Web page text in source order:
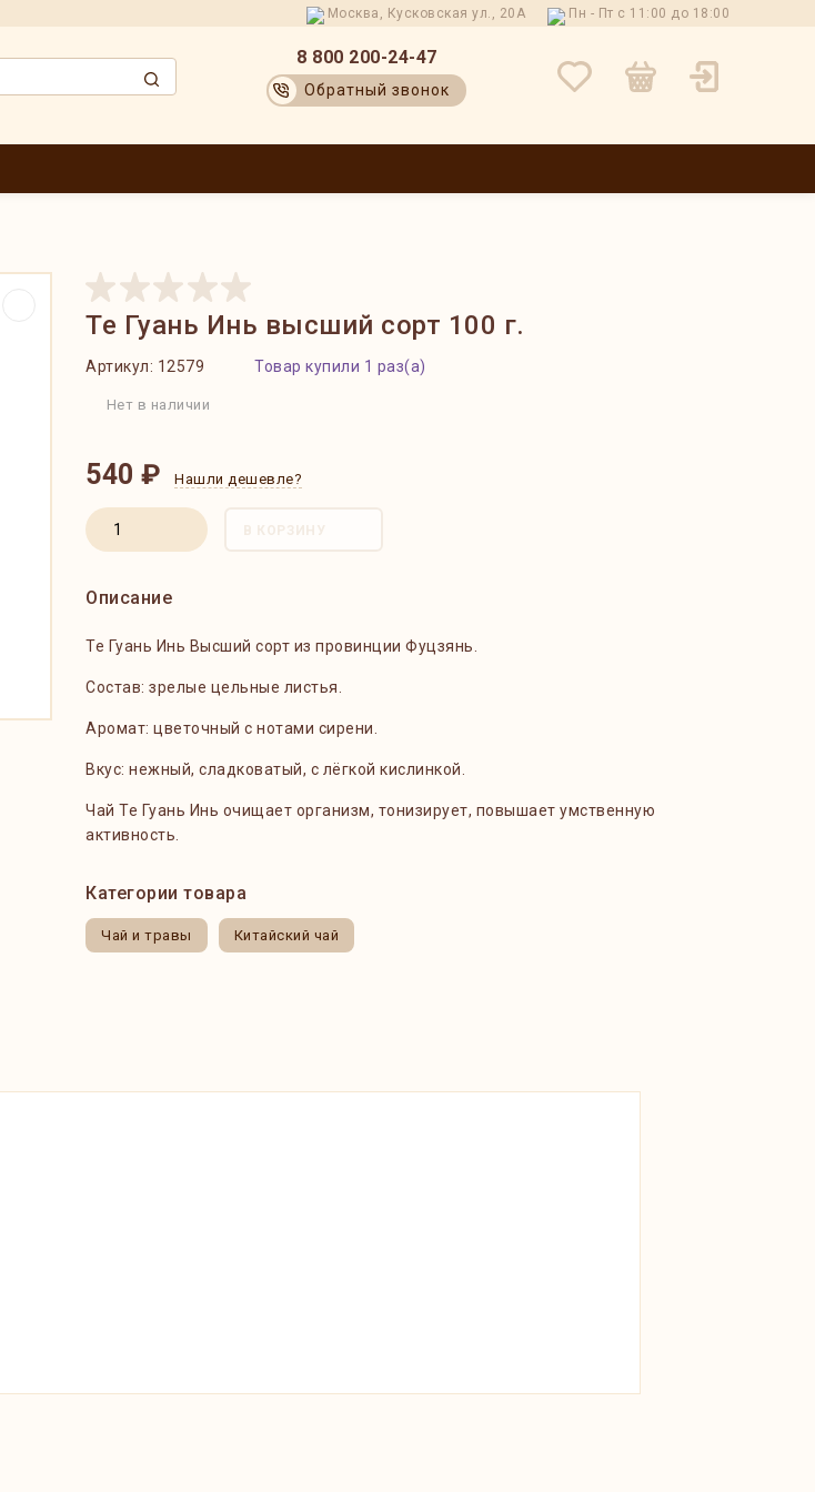
Москва, Кусковская ул., 20А Пн - Пт с 11:00 до 18:00
8 800 200-24-47
Обратный звонок
Те Гуань Инь высший сорт 100 г.
Артикул: 12579 Товар купили 1 раз(а)
Нет в наличии
540 ₽ Нашли дешевле?
В КОРЗИНУ
Описание
Те Гуань Инь Высший сорт из провинции Фуцзянь.
Состав: зрелые цельные листья.
Аромат: цветочный с нотами сирени.
Вкус: нежный, сладковатый, с лёгкой кислинкой.
Чай Те Гуань Инь очищает организм, тонизирует, повышает умственную
активность.
Категории товара
Чай и травы Китайский чай